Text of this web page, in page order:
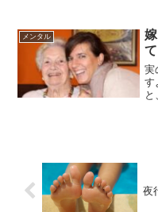
し
ね
メンタル
実
す
夜